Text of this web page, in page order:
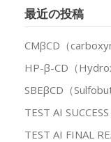
最近の投稿
CMβCD（
HP-β-CD（
SBEβCD（
TEST AI
TEST AI FINAL